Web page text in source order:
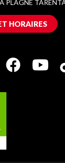
PLAGNE
HORAIRES